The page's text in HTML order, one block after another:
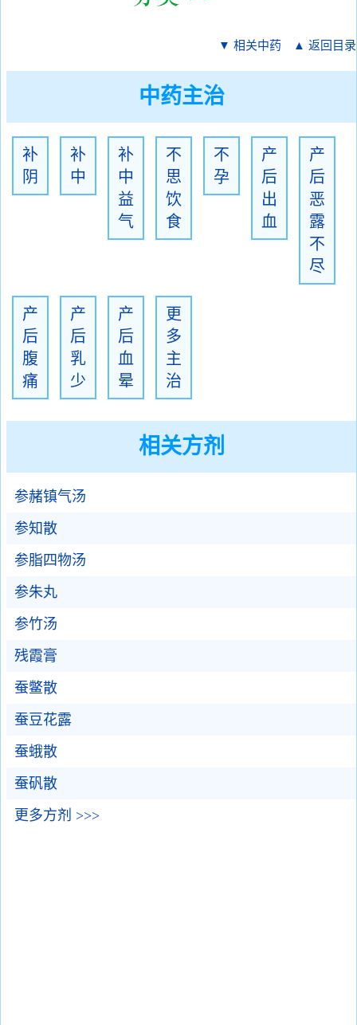
▼ 相关中药 ▲ 返回目录
中药主治
补
阴
补
中
补
中
益
气
不
思
饮
食
不
孕
产
后
出
血
产
后
恶
露
不
尽
产
后
腹
痛
产
后
乳
少
产
后
血
晕
更
多
主
治
相关方剂
参赭镇气汤
参知散
参脂四物汤
参朱丸
参竹汤
残霞膏
蚕鳖散
蚕豆花露
蚕蛾散
蚕矾散
更多方剂 >>>